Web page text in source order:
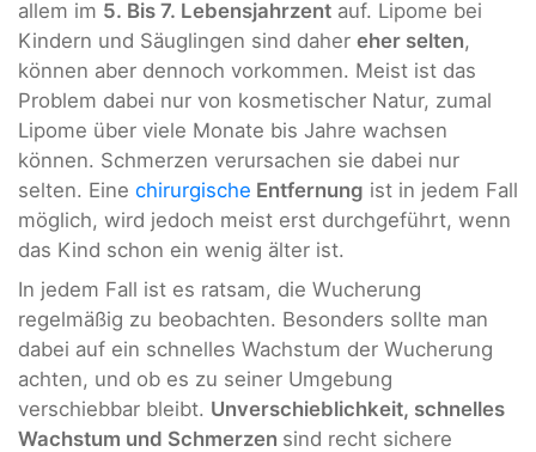
allem im 5. Bis 7. Lebensjahrzent auf. Lipome bei
Kindern und Säuglingen sind daher eher selten,
können aber dennoch vorkommen. Meist ist das
Problem dabei nur von kosmetischer Natur, zumal
Lipome über viele Monate bis Jahre wachsen
können. Schmerzen verursachen sie dabei nur
selten. Eine chirurgische Entfernung ist in jedem Fall
möglich, wird jedoch meist erst durchgeführt, wenn
das Kind schon ein wenig älter ist.
In jedem Fall ist es ratsam, die Wucherung
regelmäßig zu beobachten. Besonders sollte man
dabei auf ein schnelles Wachstum der Wucherung
achten, und ob es zu seiner Umgebung
verschiebbar bleibt. Unverschieblichkeit, schnelles
Wachstum und Schmerzen sind recht sichere